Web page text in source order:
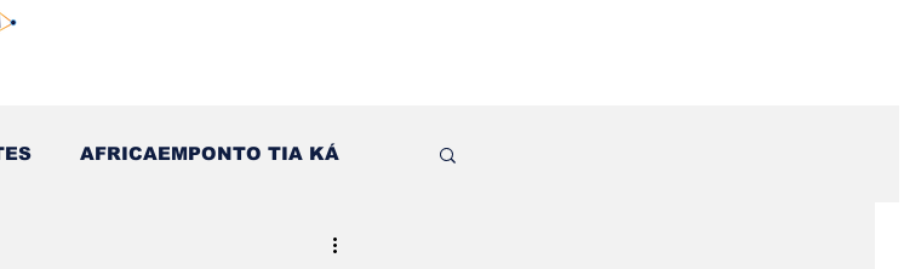
AFRICAEMPONTO TIA KÁ
Inglês)